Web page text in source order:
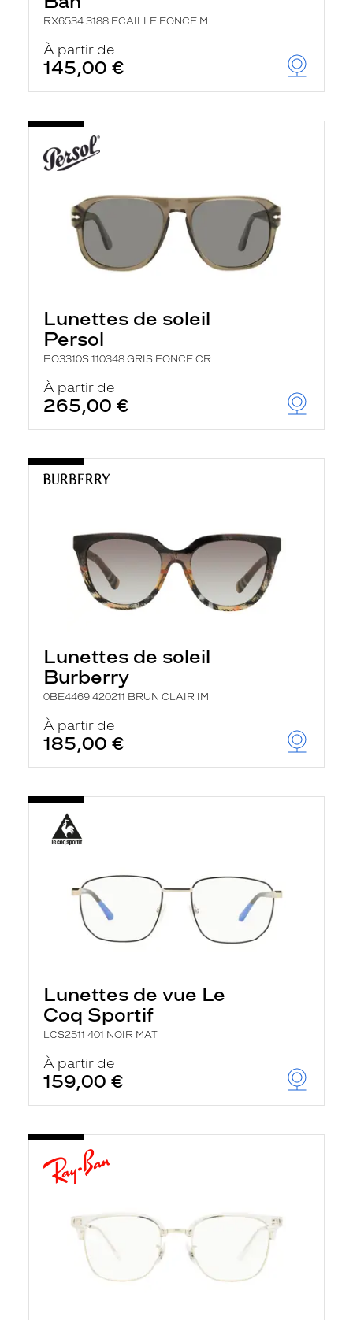
RX6534 3188 ECAILLE FONCE M
À partir de
145,00 €
Lunettes de soleil
Persol
PO3310S 110348 GRIS FONCE CR
À partir de
265,00 €
Lunettes de soleil
Burberry
0BE4469 420211 BRUN CLAIR IM
À partir de
185,00 €
Lunettes de vue Le
Coq Sportif
LCS2511 401 NOIR MAT
À partir de
159,00 €